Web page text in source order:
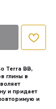
Terra BB,
глины в
и придает
и